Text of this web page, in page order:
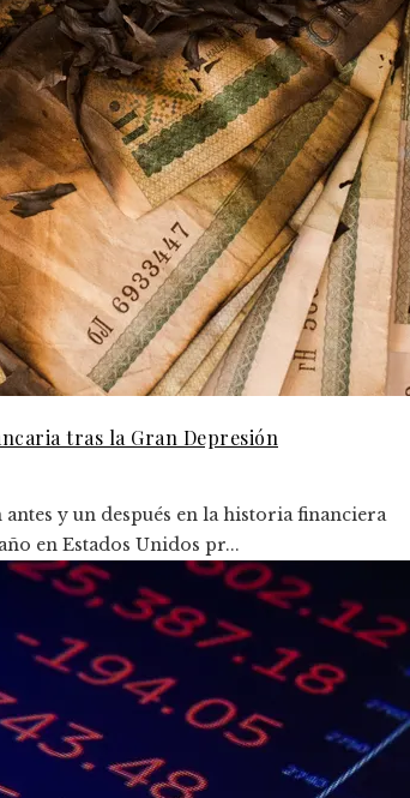
tras la Gran Depresión
y un después en la historia financiera
en Estados Unidos pr...